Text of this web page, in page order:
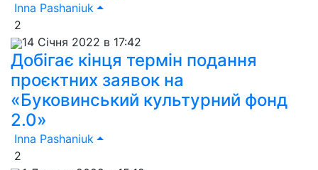
Inna Pashaniuk
2
14 Січня 2022 в 17:42
Добігає кінця термін подання
проєктних заявок на
«Буковинський культурний фонд
2.0»
Inna Pashaniuk
2